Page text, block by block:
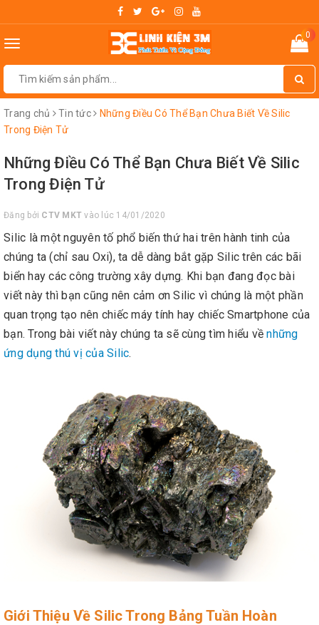
Toggle
0
Trang chủ Tin tức
Những Điều Có Thể Bạn Chưa Biết Về Silic
Trong Điện Tử
Những Điều Có Thể Bạn Chưa Biết Về Silic
Trong Điện Tử
Đăng bởi CTV MKT vào lúc 14/01/2020
Silic là một nguyên tố phổ biến thứ hai trên hành tinh của
chúng ta (chỉ sau Oxi), ta dễ dàng bắt gặp Silic trên các bãi
biển hay các công trường xây dựng. Khi bạn đang đọc bài
viết này thì bạn cũng nên cảm ơn Silic vì chúng là một phần
quan trọng tạo nên chiếc máy tính hay chiếc Smartphone của
bạn. Trong bài viết này chúng ta sẽ cùng tìm hiểu vềnhững
ứng dụng thú vị của Silic.
Giới Thiệu Về Silic Trong Bảng Tuần Hoàn